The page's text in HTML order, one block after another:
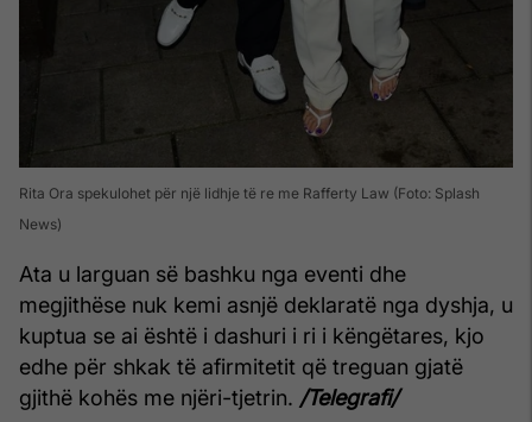
Rita Ora spekulohet për një lidhje të re me Rafferty Law (Foto: Splash
News)
Ata u larguan së bashku nga eventi dhe
megjithëse nuk kemi asnjë deklaratë nga dyshja, u
kuptua se ai është i dashuri i ri i këngëtares, kjo
edhe për shkak të afirmitetit që treguan gjatë
gjithë kohës me njëri-tjetrin. /Telegrafi/